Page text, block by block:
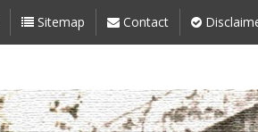
Sitemap Contact